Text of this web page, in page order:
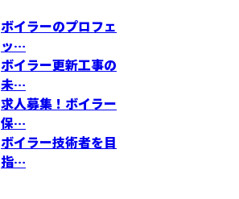
ボイラーのプロフェ
ッ…
ボイラー更新工事の
未…
求人募集！ボイラー
保…
ボイラー技術者を目
指…